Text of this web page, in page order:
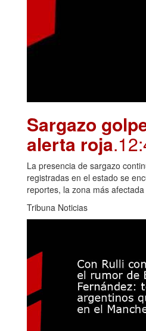
Sargazo
alerta roja
La presencia de sargazo
registradas en el estado se
reportes, la zona más
Tribuna Noticias